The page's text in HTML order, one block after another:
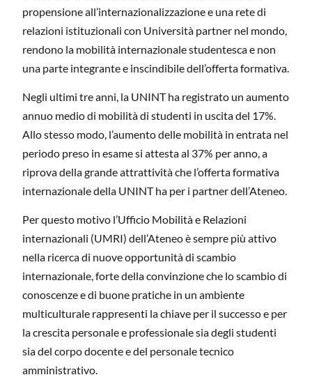
propensione all’internazionalizzazione e una rete di
relazioni istituzionali con Università partner nel mondo,
rendono la mobilità internazionale studentesca e non
una parte integrante e inscindibile dell’offerta formativa.
Negli ultimi tre anni, la UNINT ha registrato un aumento
annuo medio di mobilità di studenti in uscita del 17%.
Allo stesso modo, l’aumento delle mobilità in entrata nel
periodo preso in esame si attesta al 37% per anno, a
riprova della grande attrattività che l’offerta formativa
internazionale della UNINT ha per i partner dell’Ateneo.
Per questo motivo l’Ufficio Mobilità e Relazioni
internazionali (UMRI) dell’Ateneo è sempre più attivo
nella ricerca di nuove opportunità di scambio
internazionale, forte della convinzione che lo scambio di
conoscenze e di buone pratiche in un ambiente
multiculturale rappresenti la chiave per il successo e per
la crescita personale e professionale sia degli studenti
sia del corpo docente e del personale tecnico
amministrativo.